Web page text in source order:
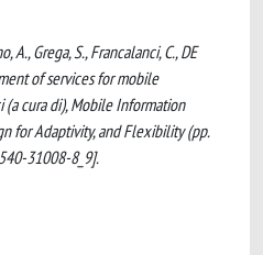
A., Grega, S., Francalanci, C., DE
of services for mobile
(a cura di), Mobile Information
for Adaptivity, and Flexibility (pp.
31008-8_9].